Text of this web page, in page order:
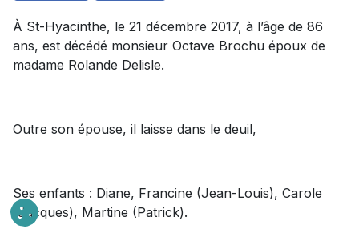
À St-Hyacinthe, le 21 décembre 2017, à l’âge de 86
ans, est décédé monsieur Octave Brochu époux de
madame Rolande Delisle.
Outre son épouse, il laisse dans le deuil,
Ses enfants : Diane, Francine (Jean-Louis), Carole
(Jacques), Martine (Patrick).